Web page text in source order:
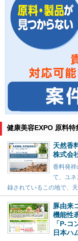
健康美容EXPO 原料特
天然香
株式会
香料発祥
て、ユネ
録されているこの地で、
豚由来
機能性
「P-コ
日本ハ